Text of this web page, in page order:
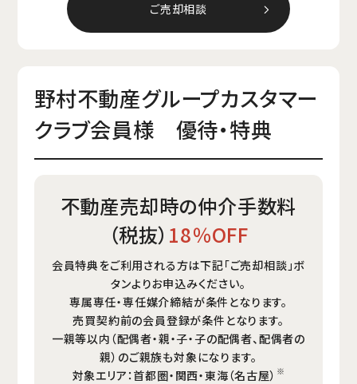
ご売却相談
野村不動産グループカスタマー
クラブ会員様 優待・特典
不動産売却時の仲介手数料
（税抜） 18％OFF
会員特典をご利用される方は下記「ご売却相談」ボ
タンよりお申込みください。
専属専任・専任媒介締結が条件となります。
売買契約前の会員登録が条件となります。
一親等以内（配偶者・親・子・子の配偶者、配偶者の
親）のご親族も対象になります。
対象エリア：首都圏・関西・東海（名古屋） ※